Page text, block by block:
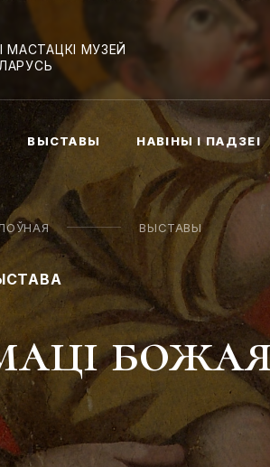
МУЗЕЙ
ВЫСТАВЫ НАВІНЫ І ПАДЗЕІ
ВЫСТАВЫ